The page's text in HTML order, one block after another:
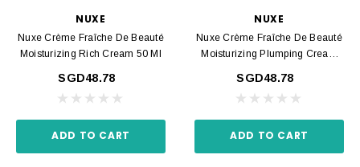
NUXE
Nuxe Crème Fraîche De Beauté
Moisturizing Rich Cream 50 Ml
SGD48.78
ADD TO CART
NUXE
Nuxe Crème Fraîche De Beauté
Moisturizing Plumping Cream
SGD48.78
ADD TO CART